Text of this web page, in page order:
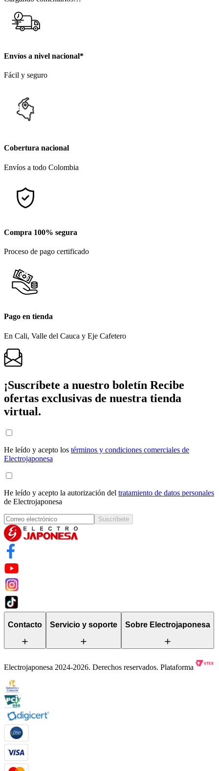
Envíos a nivel nacional*
Fácil y seguro
Cobertura nacional
Envíos a todo Colombia
Compra 100% segura
Proceso de pago certificado
Pago en tienda
En Cali, Valle del Cauca y Eje Cafetero
¡Suscríbete a nuestro boletín Recibe
ofertas exclusivas de nuestra tienda
virtual.
He leído y acepto los términos y condiciones comerciales de
Electrojaponesa
He leído y acepto la autorización del tratamiento de datos personales
de Electrojaponesa
Suscríbete
Contacto Servicio y soporte Sobre Electrojaponesa
Electrojaponesa 2024-2026. Derechos reservados. Plataforma